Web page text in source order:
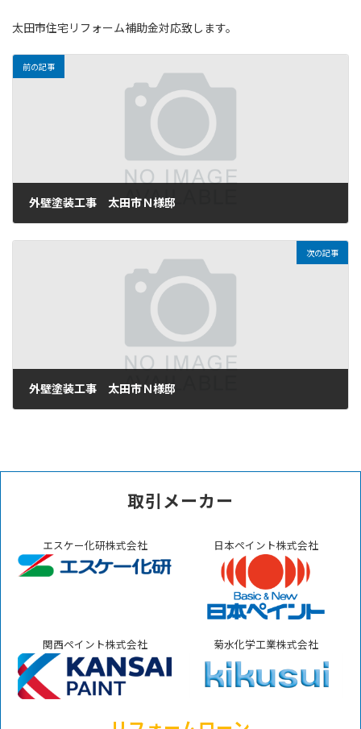
太田市住宅リフォーム補助金対応致します。
前の記事
外壁塗装工事 太田市Ｎ様邸
次の記事
外壁塗装工事 太田市Ｎ様邸
取引メーカー
エスケー化研株式会社 日本ペイント株式会社
関西ペイント株式会社 菊水化学工業株式会社